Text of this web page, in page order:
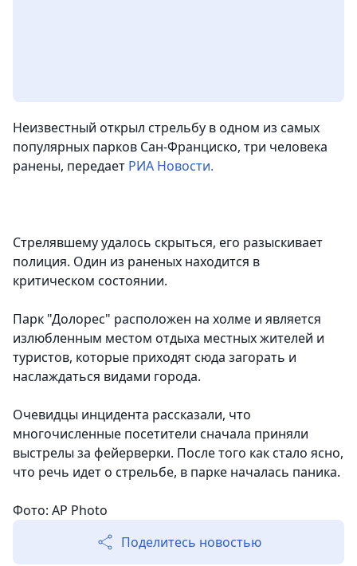
Неизвестный открыл стрельбу в одном из самых
популярных парков Сан-Франциско, три человека
ранены, передает РИА Новости.
Стрелявшему удалось скрыться, его разыскивает
полиция. Один из раненых находится в
критическом состоянии.
Парк "Долорес" расположен на холме и является
излюбленным местом отдыха местных жителей и
туристов, которые приходят сюда загорать и
наслаждаться видами города.
Очевидцы инцидента рассказали, что
многочисленные посетители сначала приняли
выстрелы за фейерверки. После того как стало ясно,
что речь идет о стрельбе, в парке началась паника.
Фото: AP Photo
Поделитесь новостью